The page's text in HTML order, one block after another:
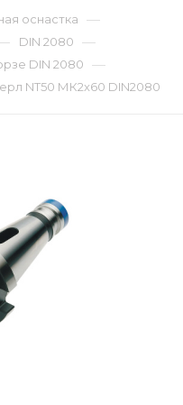
оснастка —
DIN 2080 —
DIN 2080 —
NT50 МК2x60 DIN2080